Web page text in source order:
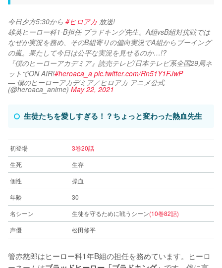
今日夕方5:30から #ヒロアカ 放送!
雄英ヒーロー科1-B担任 ブラドキング先生。A組vsB組対抗戦では
なぜか実況を務め、そのB組寄りの偏向実況でA組からブーイング
の嵐。果たして今日は公平な実況を見せるのか…!?
『僕のヒーローアカデミア』読売テレビ/日本テレビ系全国29局ネ
ットでON AIR!#heroaca_a pic.twitter.com/Rn51Y1FJwP
— 僕のヒーローアカデミア／ヒロアカ アニメ公式
(@heroaca_anime)May 22, 2021
生徒たちを愛しすぎる！？ちょっと変わった熱血先生
初登場
3巻20話
生死
生存
個性
操血
年齢
30
名シーン
生徒を守るために戦うシーン(10巻82話)
声優
松田修平
管赤慈郎はヒーロー科1年B組の担任を務めています。ヒーロ